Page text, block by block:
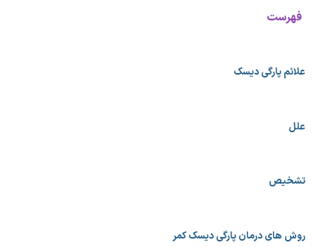
فهرست
علائم پارگی دیسک
علل
تشخیص
روش های درمان پارگی دیسک کمر